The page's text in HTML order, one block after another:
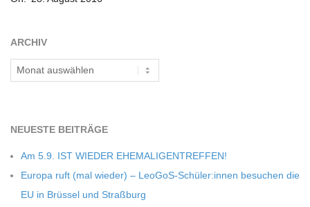
D
S
C
H
M
ARCHIV
Archiv
NEU­ESTE BEITRÄGE
Am 5.9. IST WIEDER EHEMALIGENTREFFEN!
Europa ruft (mal wie­der) – LeoGoS-Schüler:innen besu­chen die
EU in Brüs­sel und Straßburg